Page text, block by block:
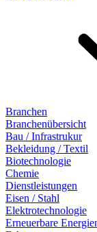
Branchen
Branchenübersicht
Bau / Infrastrukur
Bekleidung / Textil
Biotechnologie
Chemie
Dienstleistungen
Eisen / Stahl
Elektrotechnologie
Erneuerbare